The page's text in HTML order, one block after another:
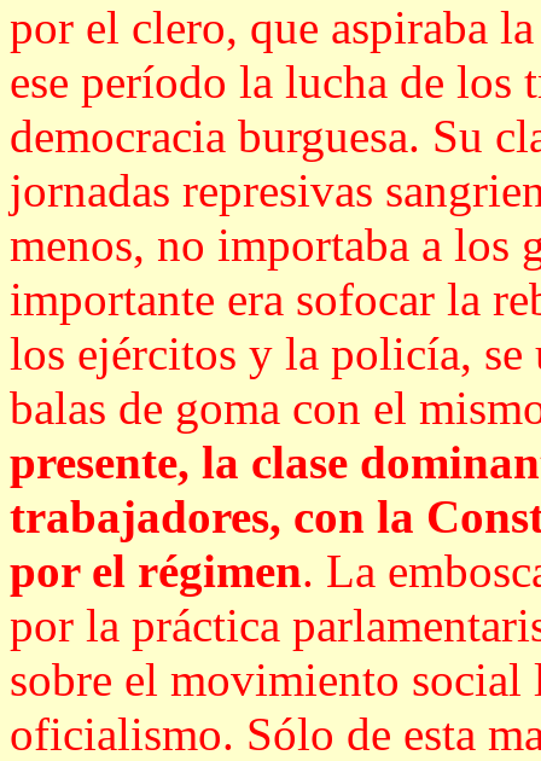
por el clero, que aspiraba
ese período la lucha de los
democracia burguesa. Su
jornadas represivas
menos, no importaba a los
importante era sofocar la
los ejércitos y la policía, se
balas de goma con el
presente, la clase
trabajadores, con la
por el régimen. La
por la práctica
sobre el movimiento social
oficialismo. Sólo de esta